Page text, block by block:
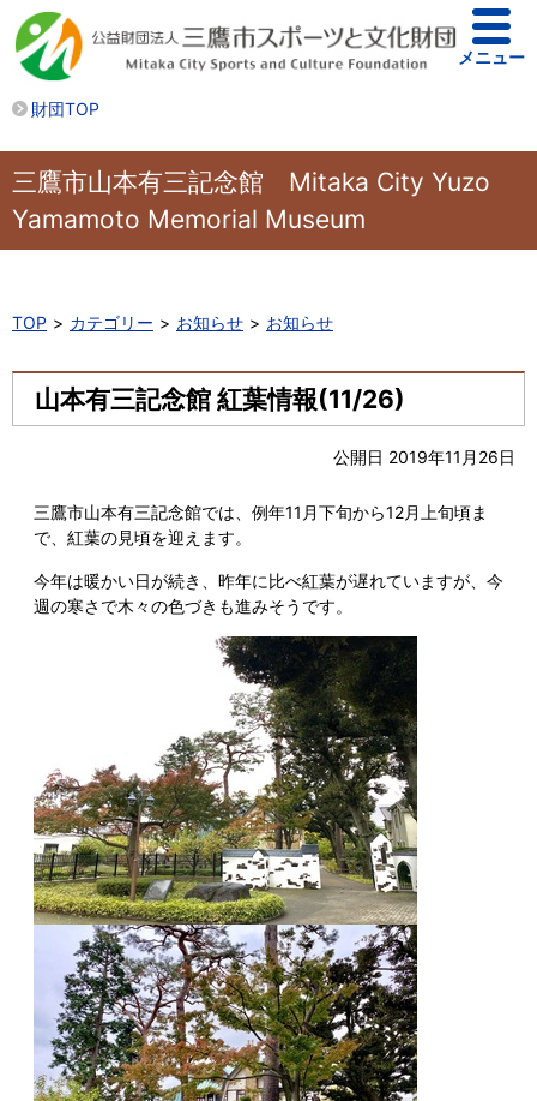
財団TOP
メニュー
三鷹市山本有三記念館 Mitaka City Yuzo
Yamamoto Memorial Museum
TOP カテゴリー お知らせ お知らせ
山本有三記念館 紅葉情報(11/26)
公開日 2019年11月26日
三鷹市山本有三記念館では、例年11月下旬から12月上旬頃ま
で、紅葉の見頃を迎えます。
今年は暖かい日が続き、昨年に比べ紅葉が遅れていますが、今
週の寒さで木々の色づきも進みそうです。